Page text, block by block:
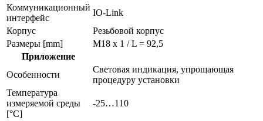
Коммуникационный
интерфейс
IO-Link
Корпус
Резьбовой корпус
Размеры [mm]
M18 x 1 / L = 92,5
Приложение
Особенности
Световая индикация, упрощающая
процедуру установки
Температура
измеряемой среды
[°C]
-25…110